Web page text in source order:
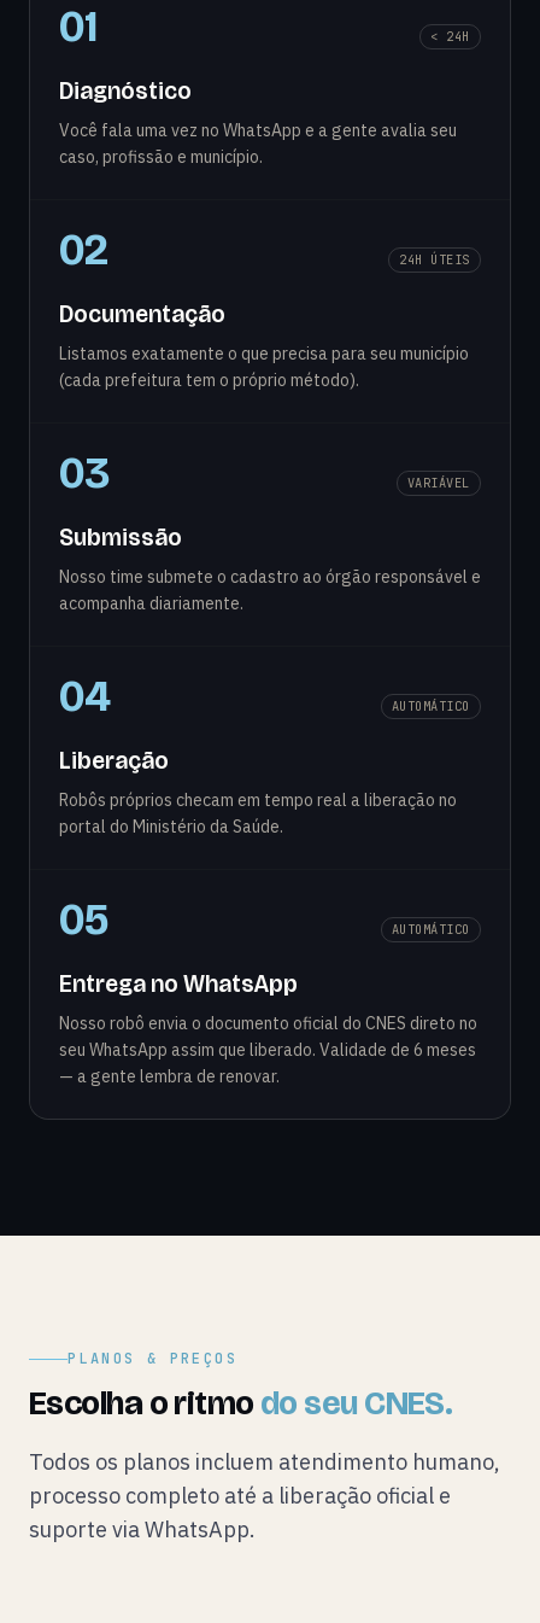
01 < 24H
Diagnóstico
Você fala uma vez no WhatsApp e a gente avalia seu
caso, profissão e município.
02 24H ÚTEIS
Documentação
Listamos exatamente o que precisa para seu município
(cada prefeitura tem o próprio método).
03 VARIÁVEL
Submissão
Nosso time submete o cadastro ao órgão responsável e
acompanha diariamente.
04 AUTOMÁTICO
Liberação
Robôs próprios checam em tempo real a liberação no
portal do Ministério da Saúde.
05 AUTOMÁTICO
Entrega no WhatsApp
Nosso robô envia o documento oficial do CNES direto no
seu WhatsApp assim que liberado. Validade de 6 meses
— a gente lembra de renovar.
PLANOS & PREÇOS
Escolha o ritmo do seu CNES.
Todos os planos incluem atendimento humano,
processo completo até a liberação oficial e
suporte via WhatsApp.